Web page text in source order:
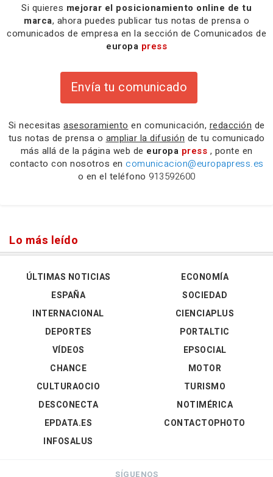
Si quieres mejorar el posicionamiento online de tu
marca, ahora puedes publicar tus notas de prensa o
comunicados de empresa en la sección de Comunicados de
europa press
Envía tu comunicado
Si necesitas asesoramiento en comunicación, redacción de
tus notas de prensa o ampliar la difusión de tu comunicado
más allá de la página web de europa press , ponte en
contacto con nosotros en comunicacion@europapress.es
o en el teléfono 913592600
Lo más leído
ÚLTIMAS NOTICIAS
ESPAÑA
INTERNACIONAL
DEPORTES
VÍDEOS
ECONOMÍA
SOCIEDAD
CIENCIAPLUS
PORTALTIC
EPSOCIAL
CHANCE
CULTURAOCIO
DESCONECTA
EPDATA.ES
INFOSALUS
MOTOR
TURISMO
NOTIMÉRICA
CONTACTOPHOTO
SÍGUENOS